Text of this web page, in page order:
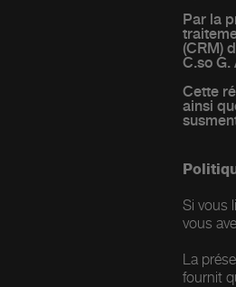
Par la
(CRM)
C.so G.
Cette
ainsi
Si vous
vous
La
fournit